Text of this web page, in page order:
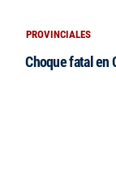
PROVINCIALES
Choque fatal en